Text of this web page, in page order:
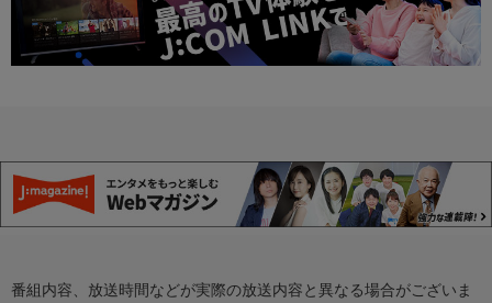
番組内容、放送時間などが実際の放送内容と異なる場合がございま